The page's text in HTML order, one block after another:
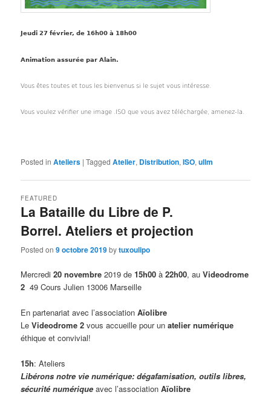
Jeudi 27 février, de 16h00 à 18h00
Animation assurée par Alain.
Vous êtes toutes et tous les bienvenus si le sujet vous intéresse.
Vous voulez vérifier une image .ISO que vous avez téléchargée, amenez-la.
Posted in Ateliers |Tagged Atelier, Distribution,ISO,ullm
La Bataille du Libre de P.
Borrel. Ateliers et projection
FEATURED
Posted on9 octobre 2019bytuxoulipo
Mercredi 20 novembre 2019 de15h00 à 22h00, auVideodrome
2 49 Cours Julien 13006 Marseille
En partenariat avec l’associationAïolibre
LeVideodrome 2 vous accueille pour un atelier numérique
éthique et convivial!
15h: Ateliers
Libérons notre vie numérique: dégafamisation, outils libres,
sécurité numériqueavec l’associationAïolibre